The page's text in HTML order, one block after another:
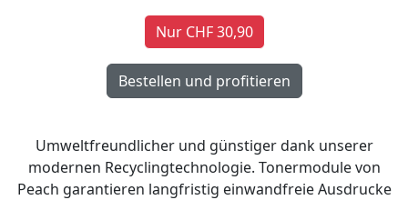
Nur CHF 30,90
Umweltfreundlicher und günstiger dank unserer
modernen Recyclingtechnologie. Tonermodule von
Peach garantieren langfristig einwandfreie Ausdrucke